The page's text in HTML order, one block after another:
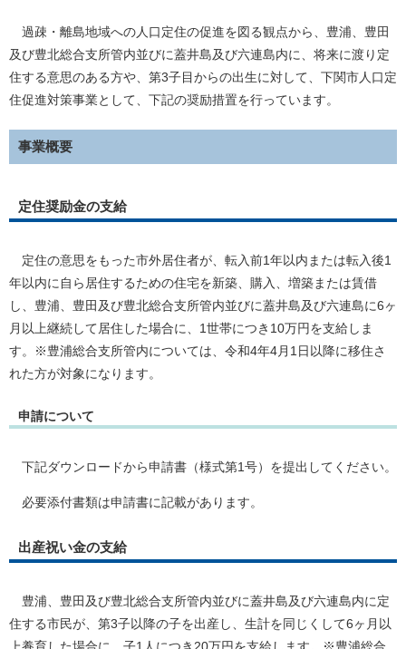
過疎・離島地域への人口定住の促進を図る観点から、豊浦、豊田
及び豊北総合支所管内並びに蓋井島及び六連島内に、将来に渡り定
住する意思のある方や、第3子目からの出生に対して、下関市人口定
住促進対策事業として、下記の奨励措置を行っています。
事業概要
定住奨励金の支給
定住の意思をもった市外居住者が、転入前1年以内または転入後1
年以内に自ら居住するための住宅を新築、購入、増築または賃借
し、豊浦、豊田及び豊北総合支所管内並びに蓋井島及び六連島に6ヶ
月以上継続して居住した場合に、1世帯につき10万円を支給しま
す。※豊浦総合支所管内については、令和4年4月1日以降に移住さ
れた方が対象になります。
申請について
下記ダウンロードから申請書（様式第1号）を提出してください。
必要添付書類は申請書に記載があります。
出産祝い金の支給
豊浦、豊田及び豊北総合支所管内並びに蓋井島及び六連島内に定
住する市民が、第3子以降の子を出産し、生計を同じくして6ヶ月以